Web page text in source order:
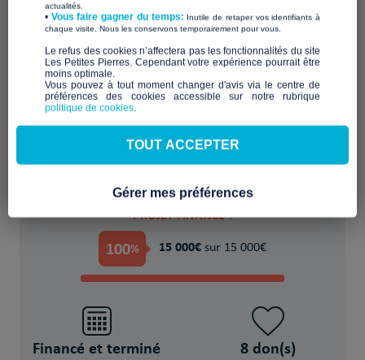
Aider, accompagner, sécuriser face à
l'urgence
des Victime(s) de violences, abus, abandon,
exclusion (enfants, femmes, LGBTQ+)
PROJET FINANCÉ !
100% 15 000€ sur 15 000€
Financé et terminé 8 don(s)
actualités.
​• Vous faire gagner du temps: Inutile de retaper vos identifiants à
chaque visite. Nous les conservons temporairement pour vous.
​Le refus des cookies n’affectera pas les fonctionnalités du site
Les Petites Pierres. Cependant votre expérience pourrait être
moins optimale.​
Vous pouvez à tout moment changer d'avis via le centre de
préférences des cookies accessible sur notre rubrique
politique de cookies.
TOUT ACCEPTER
Gérer mes préférences